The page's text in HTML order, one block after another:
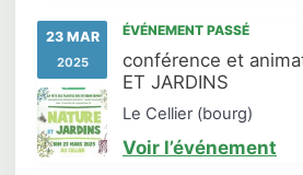
23 MAR
2025
ÉVÉNEMENT PASSÉ
conférence et
ET JARDINS
Le Cellier (bourg)
Voir l’événement